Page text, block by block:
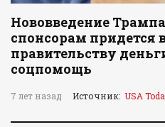
Нововведение
спонсорам придется
правительству
соцпомощь
7 лет назад Источник: USA